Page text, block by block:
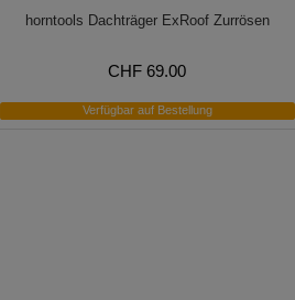
horntools Dachträger ExRoof Zurrösen
CHF 69.00
Verfügbar auf Bestellung